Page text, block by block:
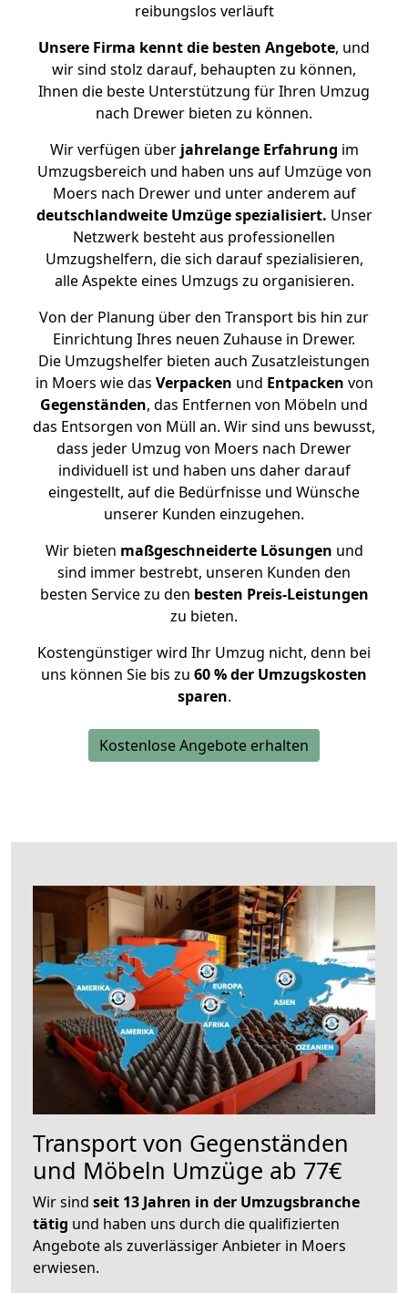
reibungslos verläuft
Unsere Firma kennt die besten Angebote, und
wir sind stolz darauf, behaupten zu können,
Ihnen die beste Unterstützung für Ihren Umzug
nach Drewer bieten zu können.
Wir verfügen überjahrelange Erfahrung im
Umzugsbereich und haben uns auf Umzüge von
Moers nach Drewer und unter anderem auf
deutschlandweite Umzüge spezialisiert. Unser
Netzwerk besteht aus professionellen
Umzugshelfern, die sich darauf spezialisieren,
alle Aspekte eines Umzugs zu organisieren.
Von der Planung über den Transport bis hin zur
Einrichtung Ihres neuen Zuhause in Drewer.
Die Umzugshelfer bieten auch Zusatzleistungen
in Moers wie das Verpacken und Entpacken von
Gegenständen, das Entfernen von Möbeln und
das Entsorgen von Müll an. Wir sind uns bewusst,
dass jeder Umzug von Moers nach Drewer
individuell ist und haben uns daher darauf
eingestellt, auf die Bedürfnisse und Wünsche
unserer Kunden einzugehen.
Wir bieten maßgeschneiderte Lösungen und
sind immer bestrebt, unseren Kunden den
besten Service zu den besten Preis-Leistungen
zu bieten.
Kostengünstiger wird Ihr Umzug nicht, denn bei
uns können Sie bis zu 60 % der Umzugskosten
sparen.
Kostenlose Angebote erhalten
Transport von Gegenständen
und Möbeln Umzüge ab 77€
Wir sind seit 13 Jahren in der Umzugsbranche
tätig und haben uns durch die qualifizierten
Angebote als zuverlässiger Anbieter in Moers
erwiesen.